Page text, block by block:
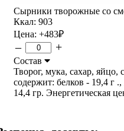
Сырники творожные со
Ккал: 903
Цена: +483₽
– +
Состав
Творог, мука, сахар, яйцо,
содержит: белков - 19,4 г
14,4 гр. Энергетическая